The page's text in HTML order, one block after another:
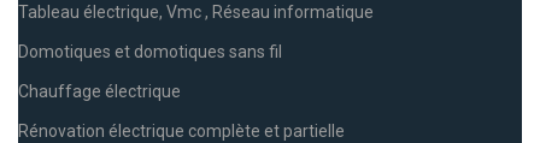
Tableau électrique, Vmc , Réseau informatique
Domotiques et domotiques sans fil
Chauffage électrique
Rénovation électrique complète et partielle